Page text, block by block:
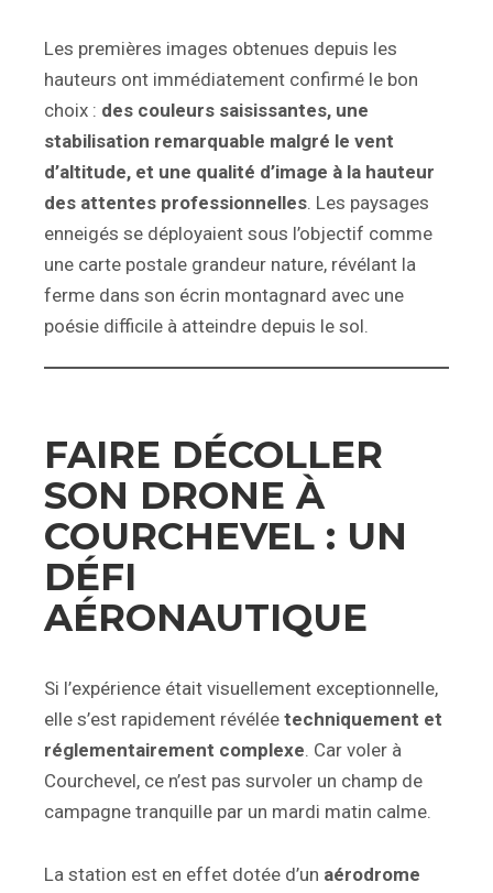
Les premières images obtenues depuis les
hauteurs ont immédiatement confirmé le bon
choix : des couleurs saisissantes, une
stabilisation remarquable malgré le vent
d’altitude, et une qualité d’image à la hauteur
des attentes professionnelles. Les paysages
enneigés se déployaient sous l’objectif comme
une carte postale grandeur nature, révélant la
ferme dans son écrin montagnard avec une
poésie difficile à atteindre depuis le sol.
FAIRE DÉCOLLER
SON DRONE À
COURCHEVEL : UN
DÉFI
AÉRONAUTIQUE
Si l’expérience était visuellement exceptionnelle,
elle s’est rapidement révélée techniquement et
réglementairement complexe. Car voler à
Courchevel, ce n’est pas survoler un champ de
campagne tranquille par un mardi matin calme.
La station est en effet dotée d’un aérodrome